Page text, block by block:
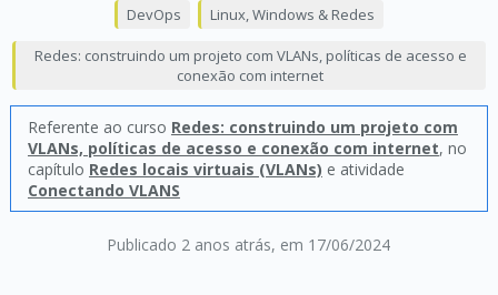
Publicado 2 anos atrás, em 17/06/2024
DevOps Linux, Windows & Redes
Redes: construindo um projeto com VLANs, políticas de acesso e
conexão com internet
Referente ao curso Redes: construindo um projeto com
VLANs, políticas de acesso e conexão com internet, no
capítulo Redes locais virtuais (VLANs) e atividade
Conectando VLANS